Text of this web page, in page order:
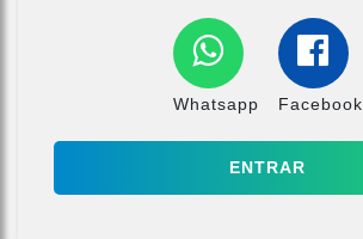
Whatsapp Facebook
ENTRAR